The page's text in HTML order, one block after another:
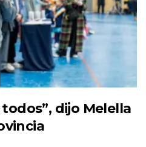
dijo Melella